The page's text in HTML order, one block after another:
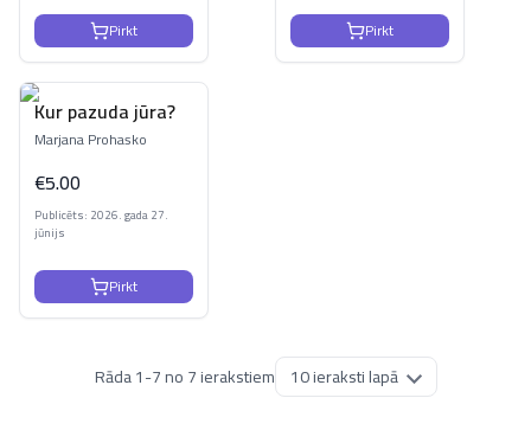
Pirkt Pirkt
Kur pazuda jūra?
Marjana Prohasko
€5.00
Publicēts: 2026. gada 27.
jūnijs
Pirkt
Rāda1-7no7ierakstiem